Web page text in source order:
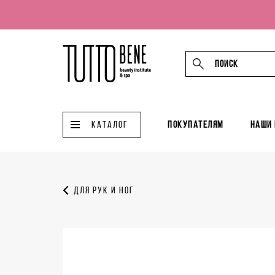
КАТАЛОГ Покупателям Наши
Для рук и ног